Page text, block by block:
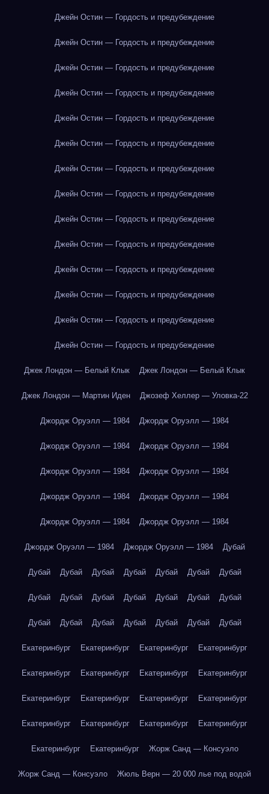
Джейн Остин — Гордость и предубеждение
Джейн Остин — Гордость и предубеждение
Джейн Остин — Гордость и предубеждение
Джейн Остин — Гордость и предубеждение
Джейн Остин — Гордость и предубеждение
Джейн Остин — Гордость и предубеждение
Джейн Остин — Гордость и предубеждение
Джейн Остин — Гордость и предубеждение
Джейн Остин — Гордость и предубеждение
Джейн Остин — Гордость и предубеждение
Джейн Остин — Гордость и предубеждение
Джейн Остин — Гордость и предубеждение
Джейн Остин — Гордость и предубеждение
Джейн Остин — Гордость и предубеждение
Джек Лондон — Белый Клык Джек Лондон — Белый Клык
Джек Лондон — Мартин Иден Джозеф Хеллер — Уловка-22
Джордж Оруэлл — 1984 Джордж Оруэлл — 1984
Джордж Оруэлл — 1984 Джордж Оруэлл — 1984
Джордж Оруэлл — 1984 Джордж Оруэлл — 1984
Джордж Оруэлл — 1984 Джордж Оруэлл — 1984
Джордж Оруэлл — 1984 Джордж Оруэлл — 1984
Джордж Оруэлл — 1984 Джордж Оруэлл — 1984 Дубай
Дубай Дубай Дубай Дубай Дубай Дубай Дубай
Дубай Дубай Дубай Дубай Дубай Дубай Дубай
Дубай Дубай Дубай Дубай Дубай Дубай Дубай
Екатеринбург Екатеринбург Екатеринбург Екатеринбург
Екатеринбург Екатеринбург Екатеринбург Екатеринбург
Екатеринбург Екатеринбург Екатеринбург Екатеринбург
Екатеринбург Екатеринбург Екатеринбург Екатеринбург
Екатеринбург Екатеринбург Жорж Санд — Консуэло
Жорж Санд — Консуэло Жюль Верн — 20 000 лье под водой